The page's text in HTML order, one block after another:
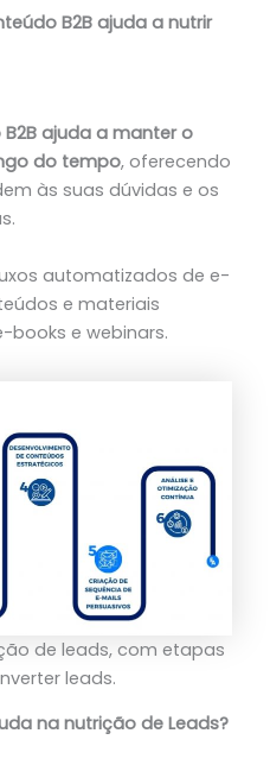
B2B ajuda a nutrir
ajuda a manter o
do tempo, oferecendo
às suas dúvidas e os
automatizados de e-
e materiais
e webinars.
de leads, com etapas
leads.
na nutrição de Leads?